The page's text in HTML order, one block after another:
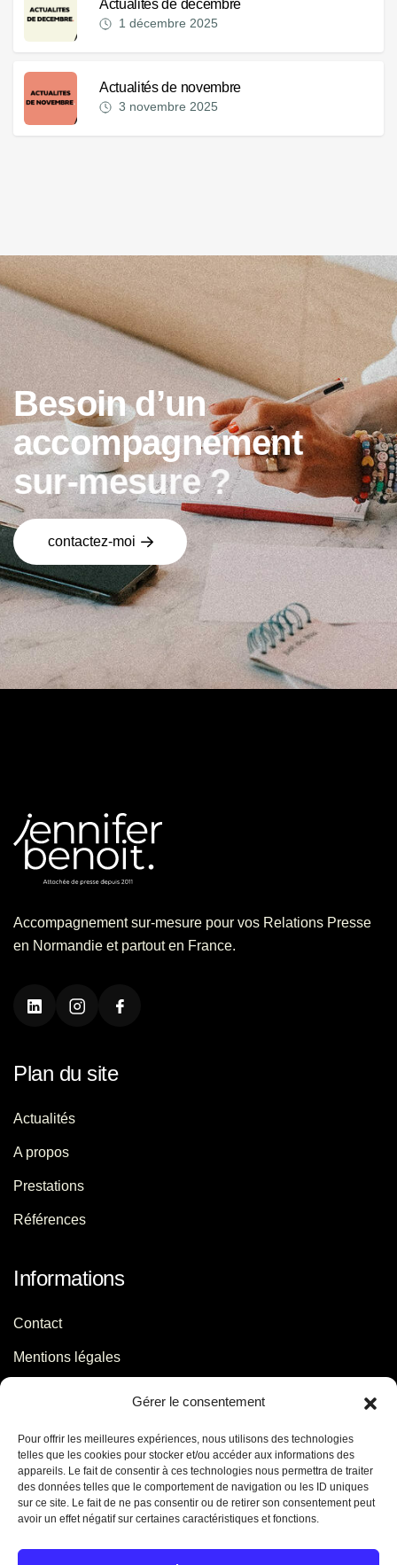
Gérer le consentement
Pour offrir les meilleures expériences, nous utilisons des technologies
telles que les cookies pour stocker et/ou accéder aux informations des
appareils. Le fait de consentir à ces technologies nous permettra de traiter
des données telles que le comportement de navigation ou les ID uniques
sur ce site. Le fait de ne pas consentir ou de retirer son consentement peut
avoir un effet négatif sur certaines caractéristiques et fonctions.
Actualités de décembre
1 décembre 2025
Actualités de novembre
3 novembre 2025
Besoin d’un
accompagnement
sur-mesure ?
contactez-moi
Accompagnement sur-mesure pour vos Relations Presse
en Normandie et partout en France.
Plan du site
Actualités
A propos
Prestations
Références
Informations
Contact
Mentions légales
Contact
06 29 56 64 44
contact[@]jb-conseils.fr
Caen - Normandie - France